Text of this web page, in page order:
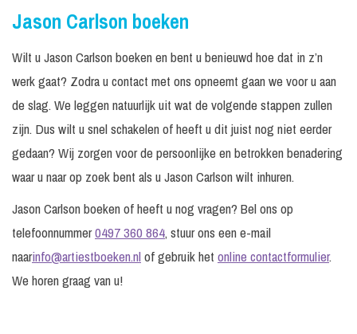
Jason Carlson boeken
Wilt u Jason Carlson boeken en bent u benieuwd hoe dat in z’n
werk gaat? Zodra u contact met ons opneemt gaan we voor u aan
de slag. We leggen natuurlijk uit wat de volgende stappen zullen
zijn. Dus wilt u snel schakelen of heeft u dit juist nog niet eerder
gedaan? Wij zorgen voor de persoonlijke en betrokken benadering
waar u naar op zoek bent als u Jason Carlson wilt inhuren.
Jason Carlson boeken of heeft u nog vragen? Bel ons op
telefoonnummer0497 360 864, stuur ons een e-mail
naarinfo@artiestboeken.nlof gebruik het online contactformulier.
We horen graag van u!